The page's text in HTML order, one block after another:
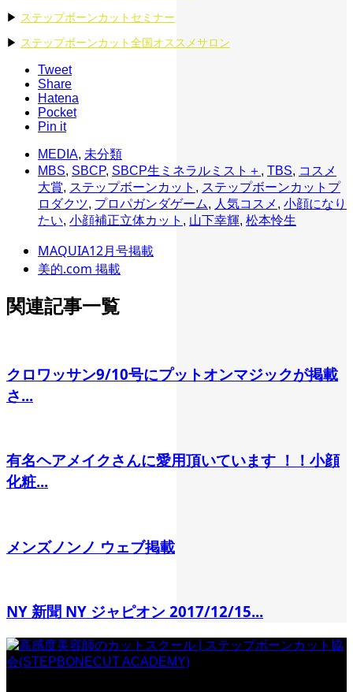
▶︎ ステップボーンカットセミナー
▶︎ ステップボーンカット全国オススメサロン
Tweet
Share
Hatena
Pocket
Pin it
MEDIA, 未分類
MBS, SBCP, SBCP生ミネラルミスト＋ , TBS, コスメ
大賞, ステップボーンカット , ステップボーンカットプ
ロダクツ, プロパガンダゲーム, 人気コスメ , 小顔になり
たい, 小顔補正立体カット , 山下幸輝, 松本怜生
MAQUIA12月号掲載
美的.com 掲載
関連記事一覧
クロワッサン9/10号にプットオンマジックが掲載
さ...
有名ヘアメイクさんに愛用頂いています ！！小顔
化粧...
メンズノンノ ウェブ掲載
NY 新聞 NY ジャピオン 2017/12/15...